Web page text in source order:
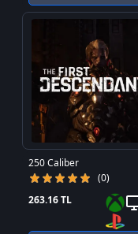
250 Caliber
(0)
263.16 TL